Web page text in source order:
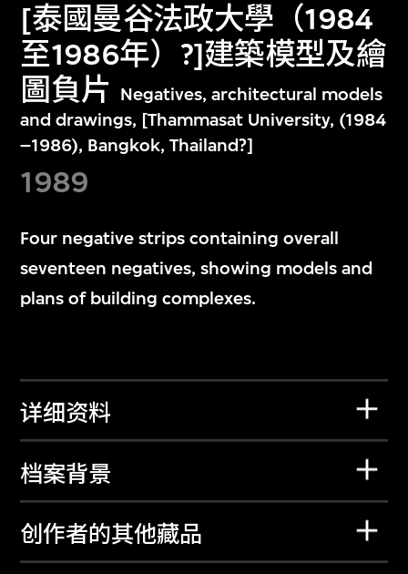
[泰國曼谷法政大學（1984
至1986年）?]建築模型及繪
圖負片 Negatives, architectural models
and drawings, [Thammasat University, (1984
–1986), Bangkok, Thailand?]
1989
Four negative strips containing overall
seventeen negatives, showing models and
plans of building complexes.
详细资料
档案背景
创作者的其他藏品